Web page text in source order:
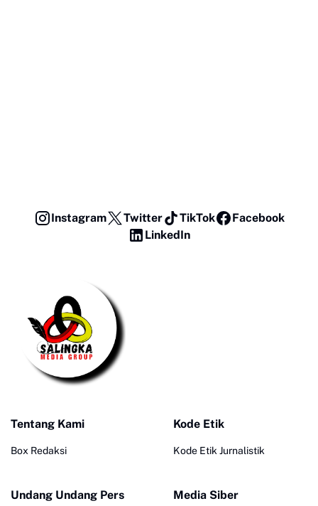
Instagram Twitter TikTok
Facebook
LinkedIn
Tentang Kami
Box Redaksi
Kode Etik
Kode Etik Jurnalistik
Undang Undang Pers Media Siber